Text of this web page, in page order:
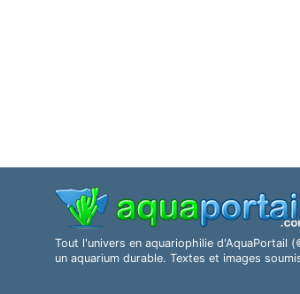
Tout l'univers en aquariophilie d'AquaPortail
un aquarium durable. Textes et images